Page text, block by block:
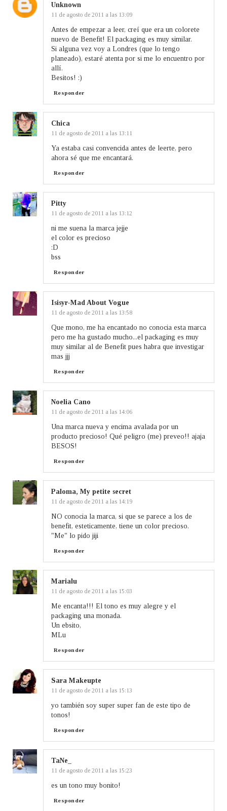
Unknown
11 de agosto de 2011 a las 13:09
Antes de empezar a leer, creí que era un colorete
nuevo de Benefit! El packaging es muy similar.
Si alguna vez voy a Londres (que lo tengo
planeado), estaré atenta por si me lo encuentro por
allí.
Besitos! :)
Responder
Chica
11 de agosto de 2011 a las 13:11
Ya estaba casi convencida antes de leerte, pero
ahora sé que me encantará.
Responder
Pitty
11 de agosto de 2011 a las 13:12
ni me suena la marca jejje
el color es precioso
:D
bss
Responder
Isisyr-Mad About Vogue
11 de agosto de 2011 a las 13:58
Que mono, me ha encantado no conocia esta marca
pero me ha gustado mucho...el packaging es muy
muy similar al de Benefit pues habra que investigar
mas jjj
Responder
Noelia Cano
11 de agosto de 2011 a las 14:06
Una marca nueva y encima avalada por un
producto precioso! Qué peligro (me) preveo!! ajaja
BESOS!
Responder
Paloma, My petite secret
11 de agosto de 2011 a las 14:19
NO conocia la marca, si que se parece a los de
benefit, esteticamente, tiene un color precioso.
"Me" lo pido jiji
Responder
Marialu
11 de agosto de 2011 a las 15:03
Me encanta!!! El tono es muy alegre y el
packaging una monada.
Un ebsito,
MLu
Responder
Sara Makeupte
11 de agosto de 2011 a las 15:13
yo también soy super super fan de este tipo de
tonos!
Responder
TaNe_
11 de agosto de 2011 a las 15:23
es un tono muy bonito!
Responder